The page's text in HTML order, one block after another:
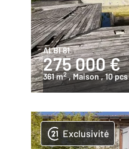
ALBI 81
275 000 €
361 m2 , Maison, 10 pcs
Exclusivité